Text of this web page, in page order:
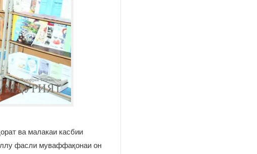
ва малакаи касбии
фасли муваффақонаи он